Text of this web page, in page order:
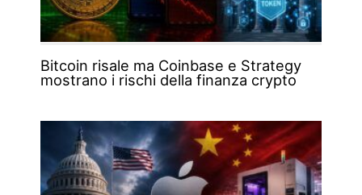
Bitcoin risale ma Coinbase e Strategy
mostrano i rischi della finanza crypto